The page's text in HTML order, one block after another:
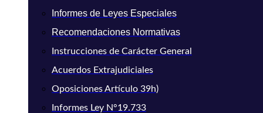
Informes de Leyes Especiales
Recomendaciones Normativas
Instrucciones de Carácter General
Acuerdos Extrajudiciales
Oposiciones Artículo 39h)
Informes Ley N°19.733